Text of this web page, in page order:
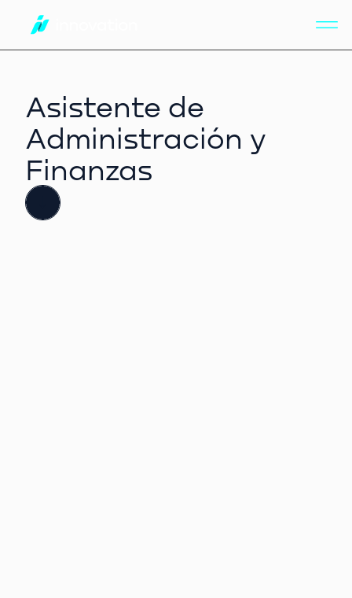
Asistente de
Administración y
Finanzas